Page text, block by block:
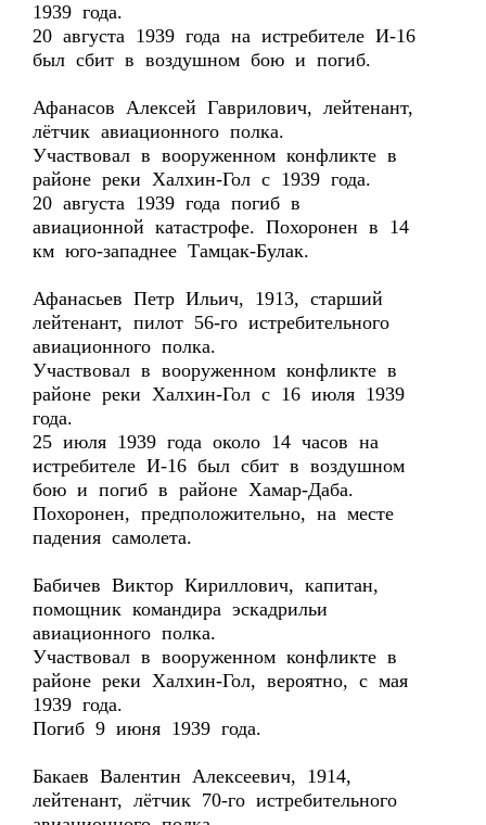
1939 года.
20 августа 1939 года на истребителе И-16
был сбит в воздушном бою и погиб.
Афанасов Алексей Гаврилович, лейтенант,
лётчик авиационного полка.
Участвовал в вооруженном конфликте в
районе реки Халхин-Гол с 1939 года.
20 августа 1939 года погиб в
авиационной катастрофе. Похоронен в 14
км юго-западнее Тамцак-Булак.
Афанасьев Петр Ильич, 1913, старший
лейтенант, пилот 56-го истребительного
авиационного полка.
Участвовал в вооруженном конфликте в
районе реки Халхин-Гол с 16 июля 1939
года.
25 июля 1939 года около 14 часов на
истребителе И-16 был сбит в воздушном
бою и погиб в районе Хамар-Даба.
Похоронен, предположительно, на месте
падения самолета.
Бабичев Виктор Кириллович, капитан,
помощник командира эскадрильи
авиационного полка.
Участвовал в вооруженном конфликте в
районе реки Халхин-Гол, вероятно, с мая
1939 года.
Погиб 9 июня 1939 года.
Бакаев Валентин Алексеевич, 1914,
лейтенант, лётчик 70-го истребительного